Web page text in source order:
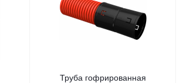
Труба гофрированная